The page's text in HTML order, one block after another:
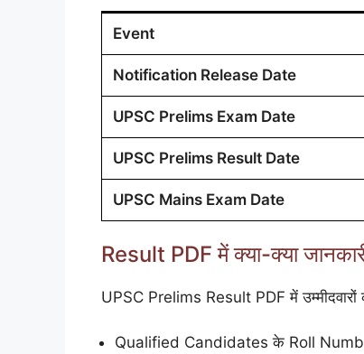
Event
Notification Release Date
UPSC Prelims Exam Date
UPSC Prelims Result Date
UPSC Mains Exam Date
Result PDF में क्या-क्या
UPSC Prelims Result PDF में उम्मीदवारों
Qualified Candidates के Roll